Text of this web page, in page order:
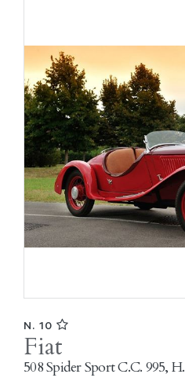
N. 10
Fiat
508 Spider Sport C.C. 995, H.